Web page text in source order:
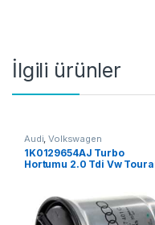
İlgili ürünler
Audi ,Volkswagen
1K0129654AJ Turbo
Hortumu 2.0 Tdi Vw